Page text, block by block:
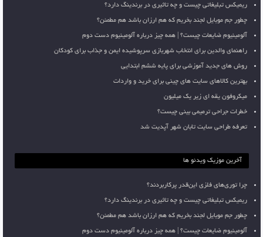
ریمیکس تبلیغاتی چیست و چه تاثیری در برندینگ دارد؟
چطور جم موبایل لجند بخریم که هم ارزان باشد هم مطمئن؟
آلومینیوم ضایعات چیست؟ | همه چیز درباره آلومینیوم دست دوم
راهنمای والدین برای انتخاب شهربازی سرپوشیده ایمن و جذاب برای کودکان
روش های جدید آموزشی برای پایه ششم ابتدایی
بهترین کالاهای سایت های چینی برای خرید و واردات
میکروفون یقه ای زیر یک میلیون
خطرات جراحی ترمیمی بینی چیست؟
تعرفه طراحی سایت تابان شهر آپدیت شد
آخرین موزیک ویدئو ها
چرا توری‌های فلزی این‌قدر پرکاربردند؟
ریمیکس تبلیغاتی چیست و چه تاثیری در برندینگ دارد؟
چطور جم موبایل لجند بخریم که هم ارزان باشد هم مطمئن؟
آلومینیوم ضایعات چیست؟ | همه چیز درباره آلومینیوم دست دوم